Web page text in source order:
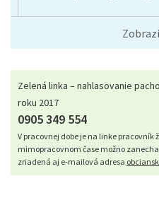
Zelená linka – nahlasovanie
roku 2017
0905 349 554
V pracovnej dobe je na linke pracovník
mimopracovnom čase možno
zriadená aj e-mailová adresa